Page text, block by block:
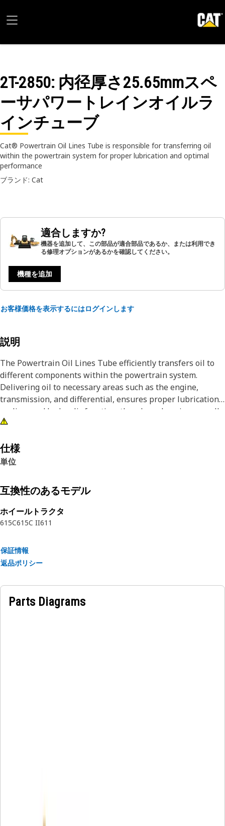
2T-2850: 内径厚さ25.65mmスペ
ーサパワートレインオイルラ
インチューブ
Cat® Powertrain Oil Lines Tube is responsible for transferring oil
within the powertrain system for proper lubrication and optimal
performance
ブランド: Cat
適合しますか?
機器を追加して、この部品が適合部品であるか、または利用でき
る修理オプションがあるかを確認してください。
機種を追加
お客様価格を表示するにはログインします
説明
The Powertrain Oil Lines Tube efficiently transfers oil to
different components within the powertrain system.
Delivering oil to necessary areas such as the engine,
transmission, and differential, ensures proper lubrication,
cooling, and hydraulic function, thereby enhancing overall
efficiency and prolonging the lifespan of necessary
Attributes:
• Resilience to vibration and pressure fluctuations.
• Smooth inner surface for optimal flow.
Applications:
components, ensuring optimal lubrication and cooling,
optimizing performance and reliability.
仕様
単位
互換性のあるモデル
ホイールトラクタ
615C615C II611
保証情報
返品ポリシー
Parts Diagrams